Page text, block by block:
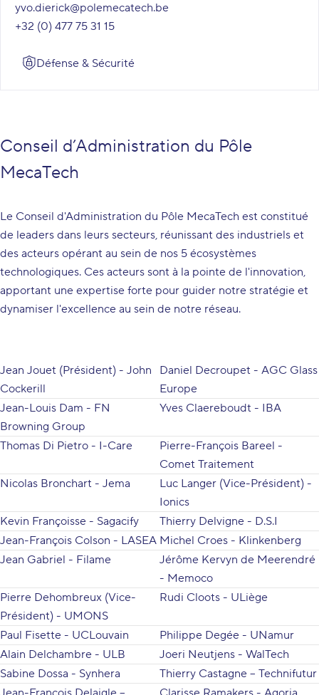
yvo.dierick@polemecatech.be
+32 (0) 477 75 31 15
Défense & Sécurité
Conseil d’Administration du Pôle
MecaTech
Le Conseil d'Administration du Pôle MecaTech est constitué
de leaders dans leurs secteurs, réunissant des industriels et
des acteurs opérant au sein de nos 5 écosystèmes
technologiques. Ces acteurs sont à la pointe de l'innovation,
apportant une expertise forte pour guider notre stratégie et
dynamiser l'excellence au sein de notre réseau.
Jean Jouet (Président) - John
Cockerill
Daniel Decroupet - AGC Glass
Europe
Jean-Louis Dam - FN
Browning Group
Yves Claereboudt - IBA
Thomas Di Pietro - I-Care
Pierre-François Bareel -
Comet Traitement
Nicolas Bronchart - Jema
Luc Langer (Vice-Président) -
Ionics
Kevin Françoisse - Sagacify
Thierry Delvigne - D.S.I
Jean-François Colson - LASEA Michel Croes - Klinkenberg
Jean Gabriel - Filame
Jérôme Kervyn de Meerendré
- Memoco
Pierre Dehombreux (Vice-
Président) - UMONS
Rudi Cloots - ULiège
Paul Fisette - UCLouvain
Philippe Degée - UNamur
Alain Delchambre - ULB
Joeri Neutjens - WalTech
Sabine Dossa - Synhera
Thierry Castagne – Technifutur